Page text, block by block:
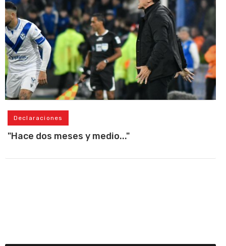
Declaraciones
"Hace dos meses y medio..."